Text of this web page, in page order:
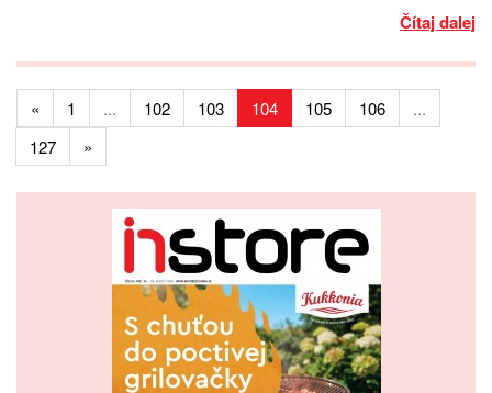
Čítaj dalej
« 1 ... 102 103 104 105 106
...
127
»